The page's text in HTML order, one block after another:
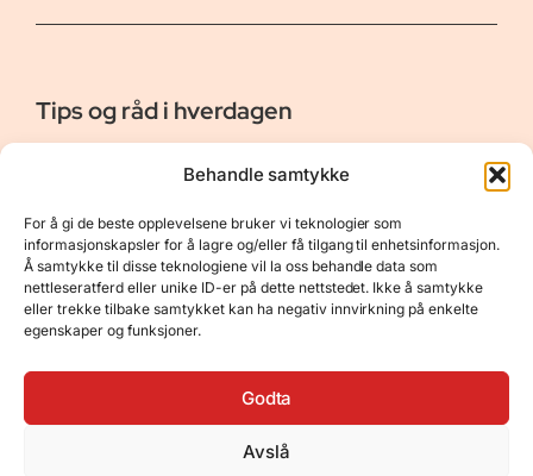
Behandle samtykke
For å gi de beste opplevelsene bruker vi teknologier som
informasjonskapsler for å lagre og/eller få tilgang til enhetsinformasjon.
Å samtykke til disse teknologiene vil la oss behandle data som
nettleseratferd eller unike ID-er på dette nettstedet. Ikke å samtykke
eller trekke tilbake samtykket kan ha negativ innvirkning på enkelte
egenskaper og funksjoner.
Godta
Avslå
Tips og råd i hverdagen
Er vår bloggside hvor vi ønsker å dele våre opplevelser og
gi deg råd og tips innen reiser, hotell - og restauranter,
naturopplevelser, personlig pleie, data, film og bøker m.m.
Nyttige Linker
Om oss
Kontakt
Resurser
Personvernerklæring
Opphavsrett